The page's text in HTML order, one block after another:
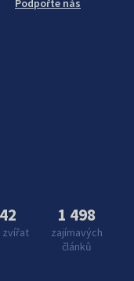
Podpořte nás
zvířat
1 498
zajímavých
článků